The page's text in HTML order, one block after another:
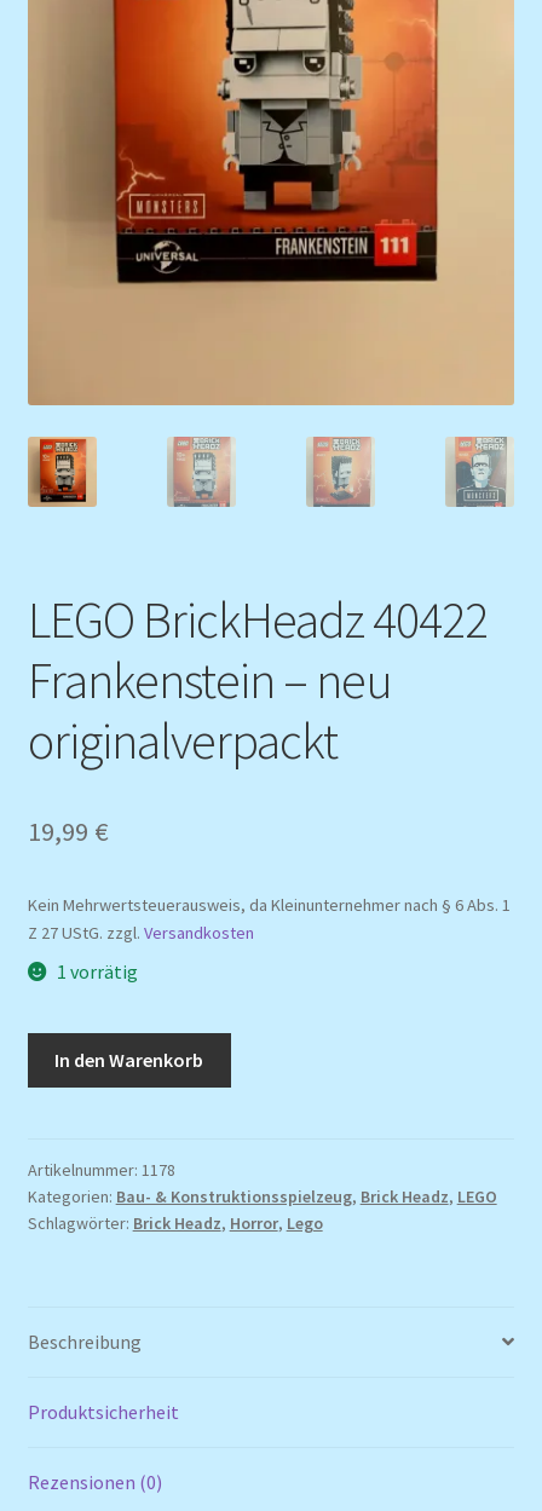
LEGO BrickHeadz 40422
Frankenstein – neu
originalverpackt
19,99 €
Kein Mehrwertsteuerausweis, da Kleinunternehmer nach § 6 Abs. 1
Z 27 UStG. zzgl. Versandkosten
1 vorrätig
-
neu
originalverpackt
In den Warenkorb
Artikelnummer: 1178
Kategorien: Bau- & Konstruktionsspielzeug, Brick Headz, LEGO
Schlagwörter: Brick Headz, Horror, Lego
Beschreibung
Produktsicherheit
Rezensionen (0)